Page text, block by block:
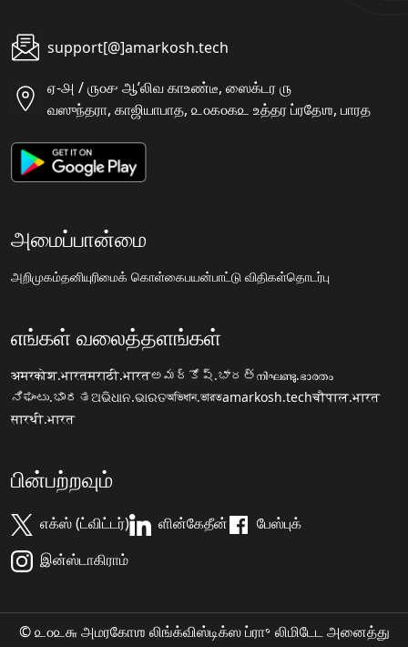
support[@]amarkosh.tech
ஏ-௮ / ௫௦௪ ஆʼலிவ காஉண்டீ, ஸைக்டர ௫
வஸுந்தரா, காஜியாபாத, ௨௦௧௦௧௨ உத்தர ப்ரதேஶ, பாரத
அமைப்பான்மை
அறிமுகம்தனியுரிமைக் கொள்கைபயன்பாட்டு விதிகள்தொடர்பு
எங்கள் வலைத்தளங்கள்
अमरकोश.भारतमराठी.भारतఅమర్కోష్.భారత్നിഘണ്ടു.ഭാരതം
ನಿಘಂಟು.ಭಾರತଅଭିଧାନ.ଭାରତঅভিধান.ভারতamarkosh.techचौपाल.भारत
सारथी.भारत
பின்பற்றவும்
எக்ஸ் (ட்விட்டர்) ளின்கேதீன்
பேஸ்புக்
இன்ஸ்டாகிராம்
© ௨௦௨௬ அமரகோஶ லிங்க்விஸ்டிக்ஸ ப்ரா॰ லிமிடேட அனைத்து